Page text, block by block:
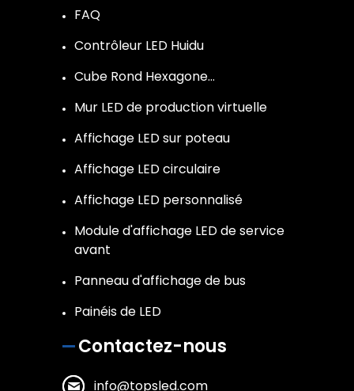
FAQ
Contrôleur LED Huidu
Cube Rond Hexagone…
Mur LED de production virtuelle
Affichage LED sur poteau
Affichage LED circulaire
Affichage LED personnalisé
Module d'affichage LED de service
avant
Panneau d'affichage de bus
Painéis de LED
Contactez-nous
info@topsled.com